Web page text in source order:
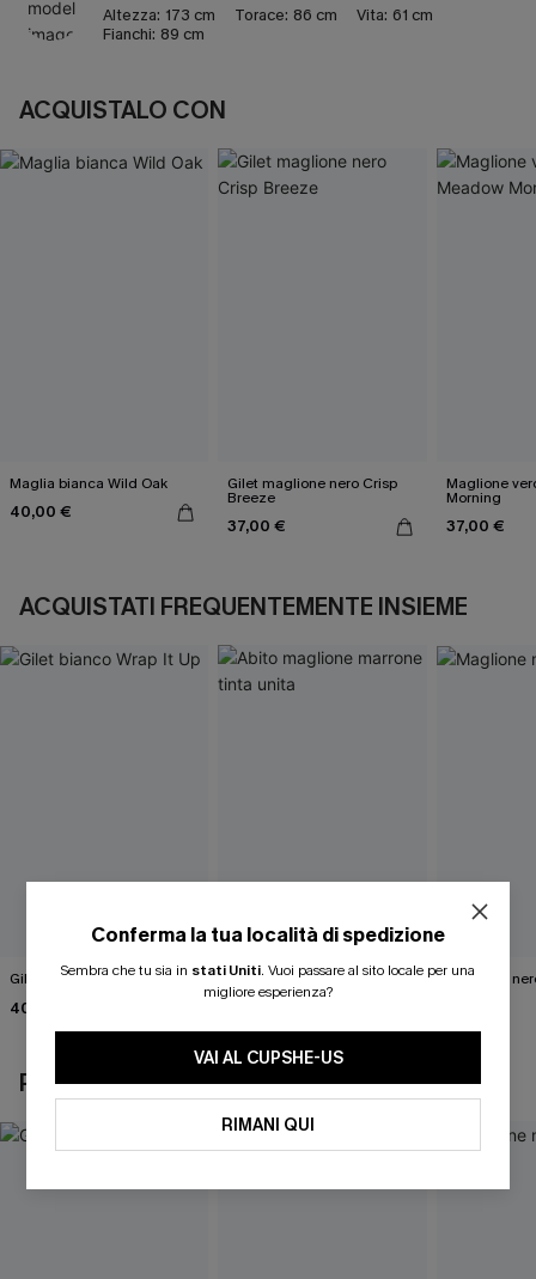
Altezza: 173 cm Torace: 86 cm Vita: 61 cm
Fianchi: 89 cm
ACQUISTALO CON
Maglia bianca Wild Oak
40,00 €
Gilet maglione nero Crisp
Breeze
37,00 €
Maglione
Morning
37,00 €
ACQUISTATI FREQUENTEMENTE INSIEME
Gilet bianco Wrap It Up
40,00 €
Abito maglione marrone
tinta unita
Maglione
POTREBBE INTERESSARTI ANCHE
Conferma la tua località di spedizione
Sembra che tu sia in stati Uniti. Vuoi passare al sito locale per una
migliore esperienza?
VAI AL CUPSHE-US
RIMANI QUI